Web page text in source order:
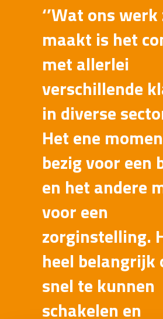
‘’Wat ons
maakt is het
met allerlei
verschillende
in diverse
Het ene
bezig voor een
en het andere
voor een
zorginstelling.
heel belangrijk
snel te kunnen
schakelen en